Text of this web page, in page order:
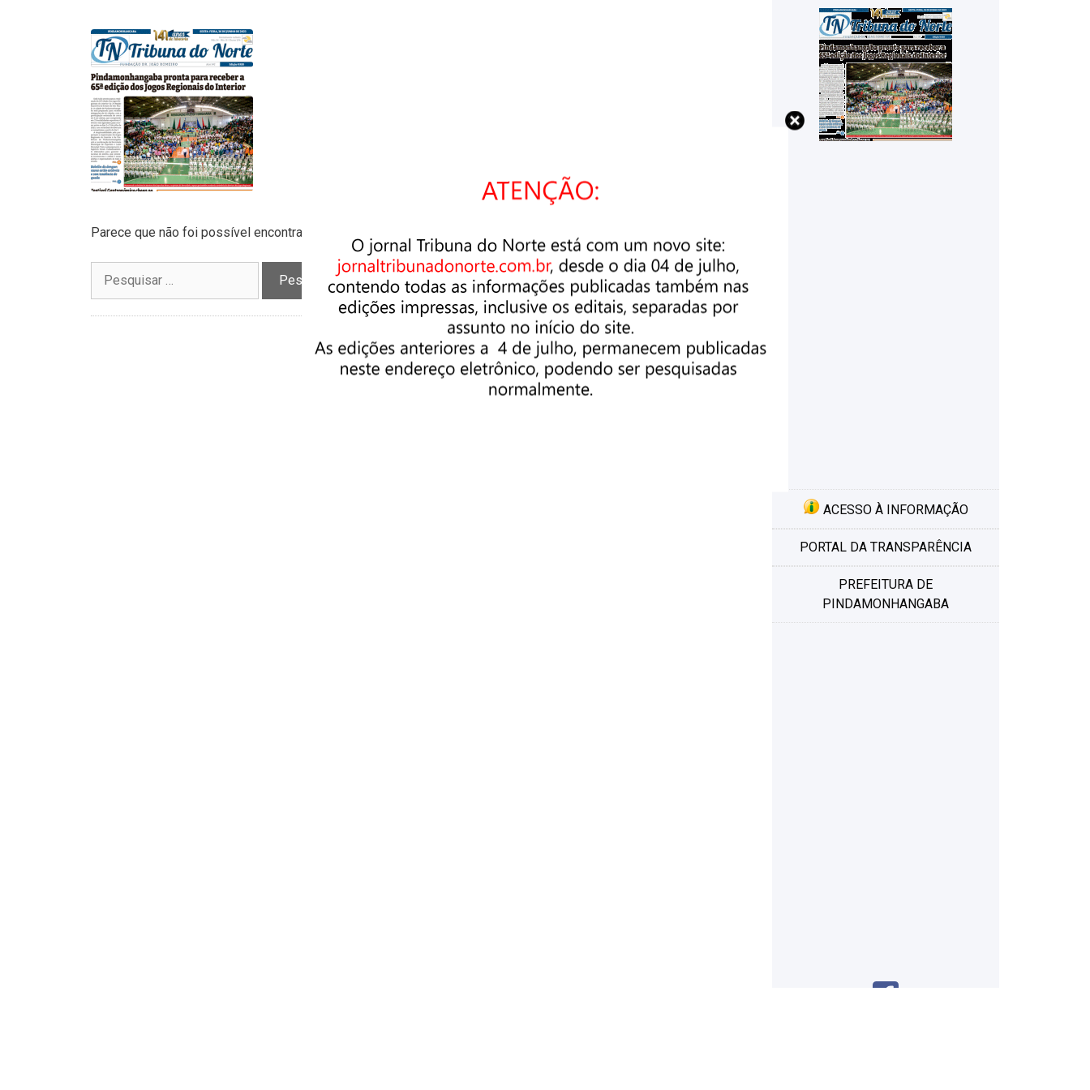
Parece que não foi possível encontrar o que você está buscando. Talvez uma pesquisa possa ajudar.
por:
ACESSO À INFORMAÇÃO
PORTAL DA TRANSPARÊNCIA
PREFEITURA DE
PINDAMONHANGABA